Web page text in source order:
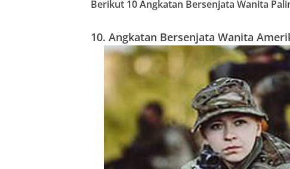
Berikut 10 Angkatan Bersenjata Wanita
10. Angkatan Bersenjata Wanita